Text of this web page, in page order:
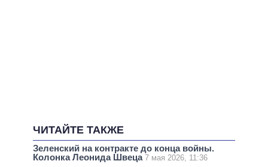
ЧИТАЙТЕ ТАКЖЕ
Зеленский на контракте до конца войны.
Колонка Леонида Швеца 7 мая 2026, 11:36